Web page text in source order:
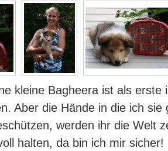
kleine Bagheera ist als erste
Aber die Hände in die ich sie
werden ihr die Welt
halten, da bin ich mir